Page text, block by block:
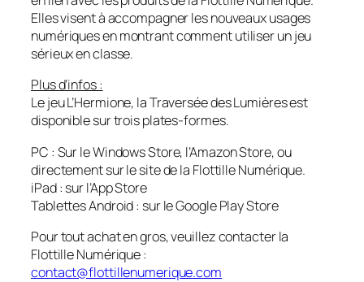
Elles visent à accompagner les nouveaux usages
numériques en montrant comment utiliser un jeu
sérieux en classe.
Plus d’infos :
Le jeu L’Hermione, la Traversée des Lumières est
disponible sur trois plates-formes.
PC : Sur le Windows Store, l’Amazon Store, ou
directement sur le site de la Flottille Numérique.
iPad : sur l’App Store
Tablettes Android : sur le Google Play Store
Pour tout achat en gros, veuillez contacter la
Flottille Numérique :
contact@flottillenumerique.com